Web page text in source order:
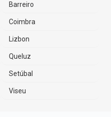
Barreiro
Coimbra
Lizbon
Queluz
Setúbal
Viseu